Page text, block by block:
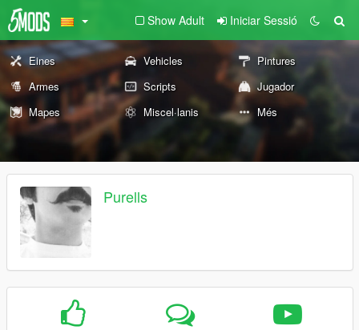
Show Adult Iniciar Sessió
Eines Vehicles
Pintures
Armes
Scripts
Jugador
Mapes
Miscel·lanis Més
Purells